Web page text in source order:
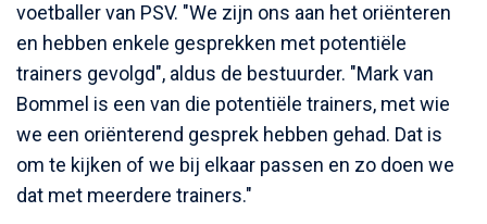
voetballer van PSV. "We zijn ons aan het oriënteren
en hebben enkele gesprekken met potentiële
trainers gevolgd", aldus de bestuurder. "Mark van
Bommel is een van die potentiële trainers, met wie
we een oriënterend gesprek hebben gehad. Dat is
om te kijken of we bij elkaar passen en zo doen we
dat met meerdere trainers."